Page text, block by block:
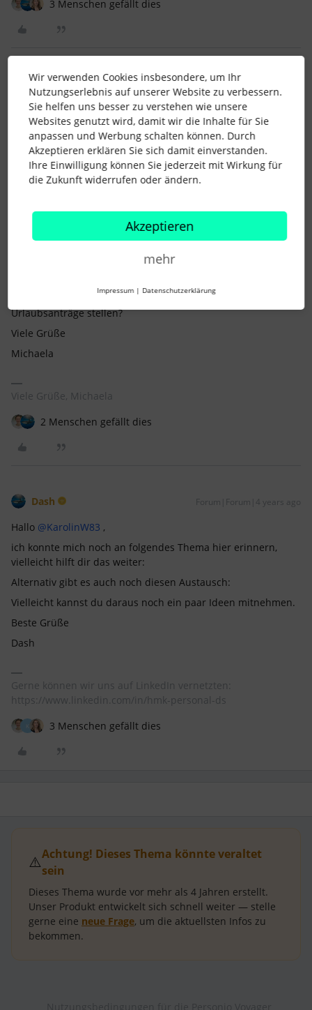
3 Menschen gefällt dies
Michaela B. Forum|Forum|4 years ago
Hallo@KarolinW83,
in welcher Form wünscht ihr euch eine höhere Nutzung
durch eure Mitarbeitenden?
Bei uns war die Akzeptanz von Anfang an recht hoch, allein
schon weil Urlaubsanträge mit Personio um ein vielfaches
schwer taten, habe ich persönlich abgeholt und im
Einzelgespräch informiert, um die Hemmschwelle zu
minimieren.
Ansonsten ist die Nutzung durch Mitarbeitende durchaus
Können eure Mitarbeitenden denn noch auf anderen Wegen
Urlaubsanträge stellen?
Viele Grüße
Michaela
Viele Grüße, Michaela
2 Menschen gefällt dies
Dash Forum|Forum|4 years ago
Hallo @KarolinW83 ,
ich konnte mich noch an folgendes Thema hier erinnern,
vielleicht hilft dir das weiter:
Alternativ gibt es auch noch diesen Austausch:
Vielleicht kannst du daraus noch ein paar Ideen mitnehmen.
Beste Grüße
Dash
Gerne können wir uns auf LinkedIn vernetzten:
https://www.linkedin.com/in/hmk-personal-ds
3 Menschen gefällt dies
⚠️Achtung! Dieses Thema könnte veraltet
sein
Dieses Thema wurde vor mehr als 4 Jahren erstellt.
Unser Produkt entwickelt sich schnell weiter — stelle
gerne eine neue Frage, um die aktuellsten Infos zu
bekommen.
Wir verwenden Cookies insbesondere, um Ihr
Nutzungserlebnis auf unserer Website zu verbessern.
Sie helfen uns besser zu verstehen wie unsere
Websites genutzt wird, damit wir die Inhalte für Sie
anpassen und Werbung schalten können. Durch
Akzeptieren erklären Sie sich damit einverstanden.
Ihre Einwilligung können Sie jederzeit mit Wirkung für
die Zukunft widerrufen oder ändern.
Akzeptieren
mehr
Impressum | Datenschutzerklärung